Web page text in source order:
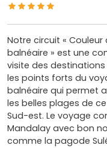
Notre circuit «
balnéaire » est une
visite des
les points forts du
balnéaire qui permet
les belles plages de
Sud-est. Le voyage
Mandalay avec bon
comme la pagode